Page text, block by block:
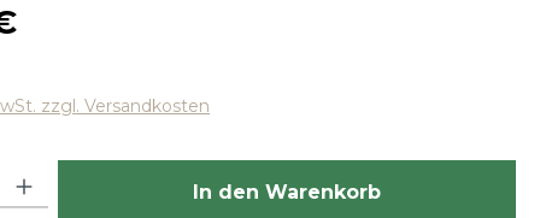
zzgl. Versandkosten
Gib den gewünschten Wert ein oder benutze die
In den Warenkorb